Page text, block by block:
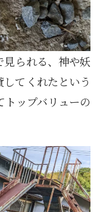
られる、神や妖
てくれたという
ップバリューの